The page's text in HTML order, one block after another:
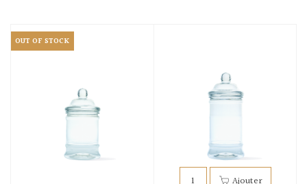
OUT OF STOCK